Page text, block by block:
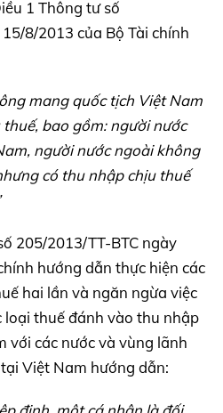
1 Thông tư số
8/2013 của Bộ Tài chính
mang quốc tịch Việt Nam
bao gồm: người nước
người nước ngoài không
có thu nhập chịu thuế
205/2013/TT-BTC ngày
hướng dẫn thực hiện các
hai lần và ngăn ngừa việc
thuế đánh vào thu nhập
với các nước và vùng lãnh
Việt Nam hướng dẫn: